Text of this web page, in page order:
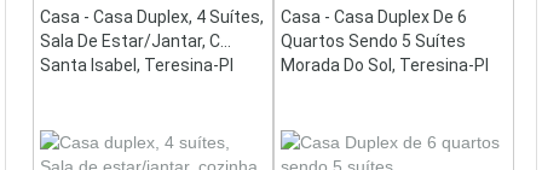
Casa - Casa Duplex, 4 Suítes,
Sala De Estar/jantar, C...
Santa Isabel, Teresina-PI
Casa - Casa Duplex De 6
Quartos Sendo 5 Suítes
Morada Do Sol, Teresina-PI